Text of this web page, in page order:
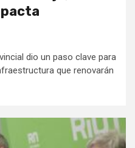
dio un paso clave para
que renovarán